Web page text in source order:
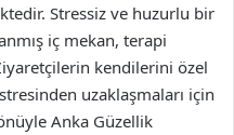
Stressiz ve huzurlu bir
iç mekan, terapi
kendilerini özel
uzaklaşmaları için
Anka Güzellik